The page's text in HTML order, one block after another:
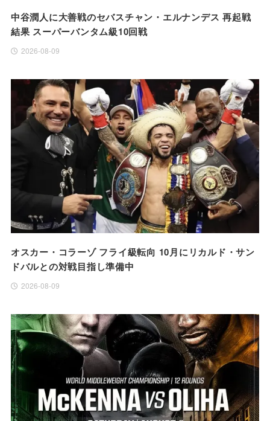
中谷潤人に大善戦のセバスチャン・エルナンデス 再起戦
結果 スーパーバンタム級10回戦
2026-08-09
オスカー・コラーゾ フライ級転向 10月にリカルド・サン
ドバルとの対戦目指し準備中
2026-08-09